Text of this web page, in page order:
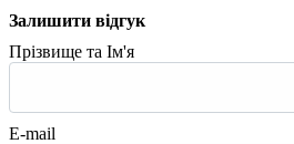
Залишити відгук
Прізвище та Ім'я
E-mail